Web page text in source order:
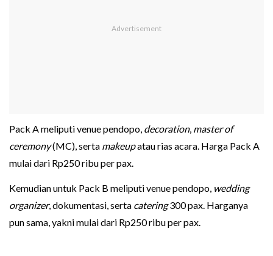
Pack A meliputi venue pendopo, decoration, master of
ceremony(MC), serta makeupatau rias acara. Harga Pack A
mulai dari Rp250 ribu per pax.
Kemudian untuk Pack B meliputi venue pendopo, wedding
organizer, dokumentasi, serta catering300 pax. Harganya
pun sama, yakni mulai dari Rp250 ribu per pax.